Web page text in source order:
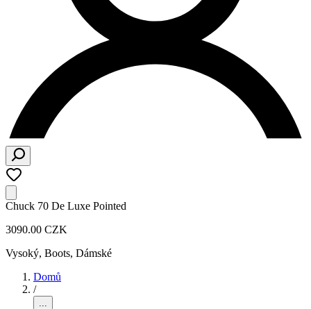
Chuck 70 De Luxe Pointed
3090.00 CZK
Vysoký, Boots, Dámské
Domů
/
...